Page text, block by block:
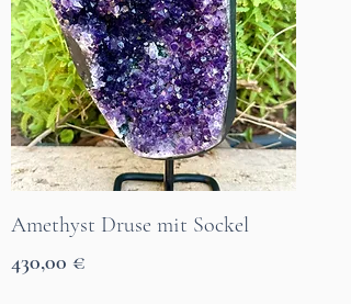
Amethyst Druse mit Sockel
Preis
430,00 €